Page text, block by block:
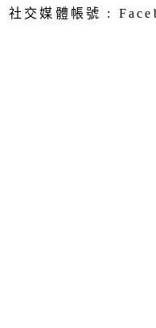
社交媒體帳號 :